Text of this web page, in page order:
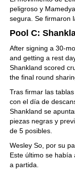
peligroso y
segura. Se firmaron
Pool C:
After signing a 30-
and getting a rest
Shankland scored
the final round
Tras firmar las
con el día de
Shankland se
piezas negras y
de 5 posibles.
Wesley So, por su
Este último se
a partida.